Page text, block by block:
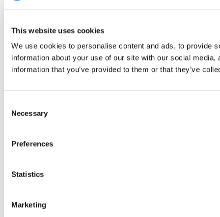
This website uses cookies
We use cookies to personalise content and ads, to provide
information about your use of our site with our social
information that you’ve provided to them or that they’ve
Selection
Necessary
Preferences
Statistics
Marketing